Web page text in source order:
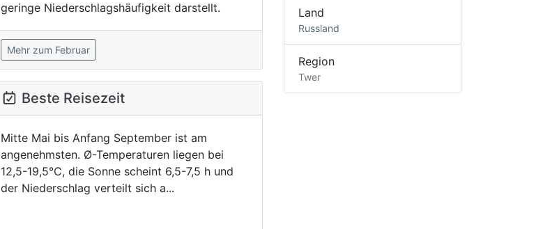
geringe Niederschlagshäufigkeit darstellt.
Mehr zum Februar
Beste Reisezeit
Mitte Mai bis Anfang September ist am
angenehmsten. Ø-Temperaturen liegen bei
12,5-19,5°C, die Sonne scheint 6,5-7,5 h und
der Niederschlag verteilt sich a...
Land
Russland
Region
Twer